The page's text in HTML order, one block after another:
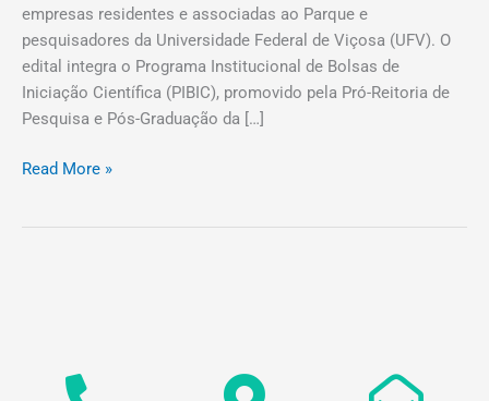
empresas residentes e associadas ao Parque e
pesquisadores da Universidade Federal de Viçosa (UFV). O
edital integra o Programa Institucional de Bolsas de
Iniciação Científica (PIBIC), promovido pela Pró-Reitoria de
Pesquisa e Pós-Graduação da […]
Read More »